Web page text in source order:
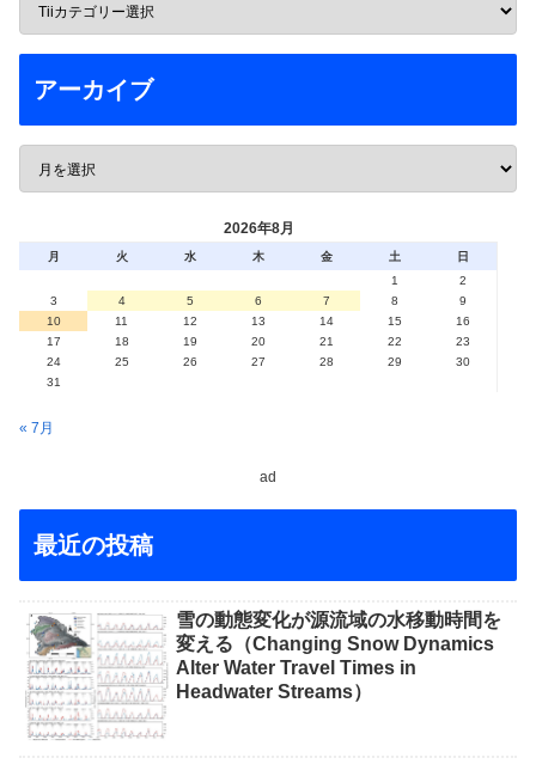
アーカイブ
2026年8月
月 火 水 木 金 土
日
1
2
3
4 5 6 7 8
9
10
11 12 13 14 15
16
17
18 19 20 21 22
23
24
25 26 27 28 29
30
31
« 7月
ad
最近の投稿
雪の動態変化が源流域の水移動時間を
変える（Changing Snow Dynamics
Alter Water Travel Times in
Headwater Streams）